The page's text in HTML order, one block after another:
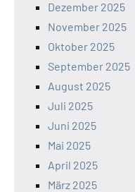
Dezember 2025
November 2025
Oktober 2025
September 2025
August 2025
Juli 2025
Juni 2025
Mai 2025
April 2025
März 2025